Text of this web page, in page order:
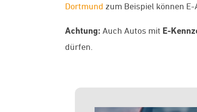
Dortmund zum Beispiel können
Achtung: Auch Autos mit E-
dürfen.